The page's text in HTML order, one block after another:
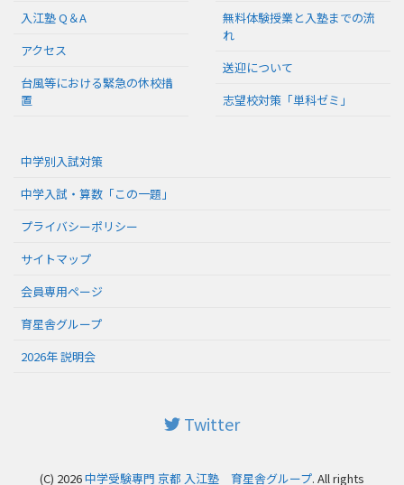
入江塾 Q＆A
アクセス
台風等における緊急の休校措
置
無料体験授業と入塾までの流
れ
送迎について
志望校対策「単科ゼミ」
中学別入試対策
中学入試・算数「この一題」
プライバシーポリシー
サイトマップ
会員専用ページ
育星舎グループ
2026年 説明会
Twitter
(C) 2026中学受験専門 京都 入江塾 育星舎グループ. All rights